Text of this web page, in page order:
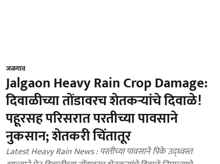
जळगाव
Jalgaon Heavy Rain Crop Damage:
दिवाळीच्या तोंडावरच शेतकऱ्यांचे दिवाळे!
पहूरसह परिसरात परतीच्या पावसाने
नुकसान; शेतकरी चिंतातूर
Latest Heavy Rain News : परतीच्या पावसाने पिके उद्ध्वस्त